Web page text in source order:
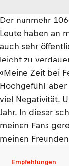
Der nunmehr
Leute haben an
auch sehr
leicht zu
«Meine Zeit bei
Hochgefühl,
viel Negativität.
Jahr. In dieser
meinen Fans
meinen
Empfehlungen